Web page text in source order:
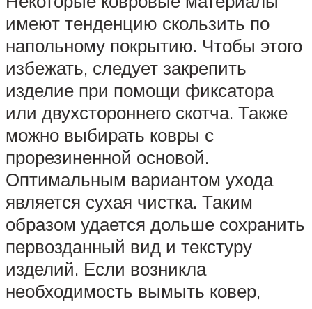
имеют тенденцию скользить по
напольному покрытию. Чтобы этого
избежать, следует закрепить
изделие при помощи фиксатора
или двухстороннего скотча. Также
можно выбирать ковры с
прорезиненной основой.
Оптимальным вариантом ухода
является сухая чистка. Таким
образом удается дольше сохранить
первозданный вид и текстуру
изделий. Если возникла
необходимость вымыть ковер,